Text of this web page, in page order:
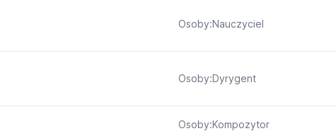
Osoby:Nauczyciel
Osoby:Dyrygent
Osoby:Kompozytor